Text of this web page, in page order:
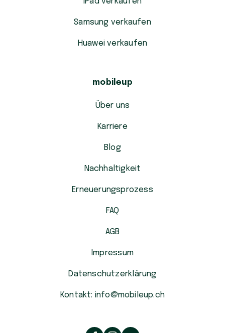
Samsung verkaufen
Huawei verkaufen
mobileup
Über uns
Karriere
Blog
Nachhaltigkeit
Erneuerungsprozess
FAQ
AGB
Impressum
Datenschutzerklärung
Kontakt: info@mobileup.ch